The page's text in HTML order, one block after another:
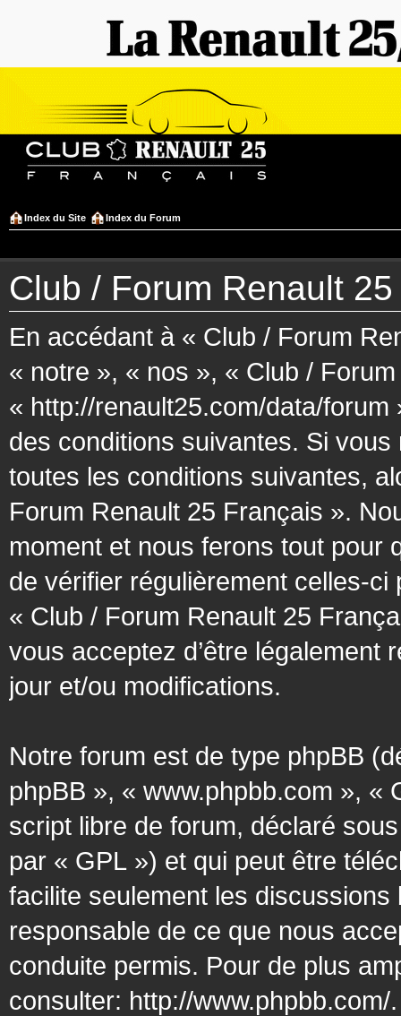
Index du Site Index du Forum
Club / Forum Renault
En accédant à « Club / Forum
« notre », « nos », « Club /
« http://renault25.com/data/
des conditions suivantes. Si vous
toutes les conditions suivantes,
Forum Renault 25 Français ».
moment et nous ferons tout pour
de vérifier régulièrement celles-ci
« Club / Forum Renault 25
vous acceptez d’être légalement
jour et/ou modifications.
Notre forum est de type phpBB
phpBB », « www.phpbb.com », «
script libre de forum, déclaré
par « GPL ») et qui peut être
facilite seulement les
responsable de ce que nous
conduite permis. Pour de plus
consulter: http://www.phpbb.com/.